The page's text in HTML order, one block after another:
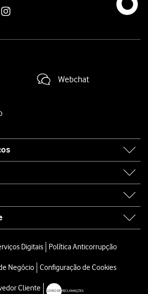
Webchat
Digitais Política Anticorrupção
Negócio Configuração de Cookies
Cliente